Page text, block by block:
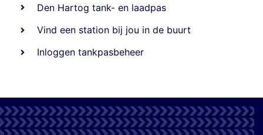
Den Hartog tank- en laadpas
Vind een station bij jou in de buurt
Inloggen tankpasbeheer